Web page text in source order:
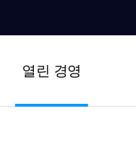
열린 경영